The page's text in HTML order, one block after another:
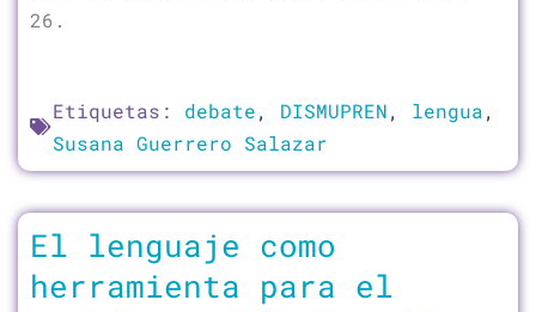
26.
Etiquetas: debate, DISMUPREN, lengua,
Susana Guerrero Salazar
El lenguaje como
herramienta para el